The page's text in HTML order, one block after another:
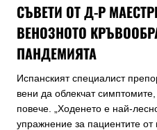
СЪВЕТИ ОТ Д-Р
ВЕНОЗНОТО
ПАНДЕМИЯТА
Испанският специалист
вени да облекчат
повече. „Ходенето е най-
упражнение за пациентите от